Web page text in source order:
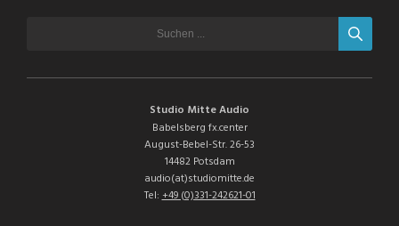
Studio Mitte Audio
Babelsberg fx.center
August-Bebel-Str. 26-53
14482 Potsdam
audio(at)studiomitte.de
Tel:+49 (0)331-242621-01